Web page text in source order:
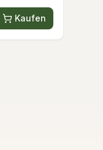
Kaufen